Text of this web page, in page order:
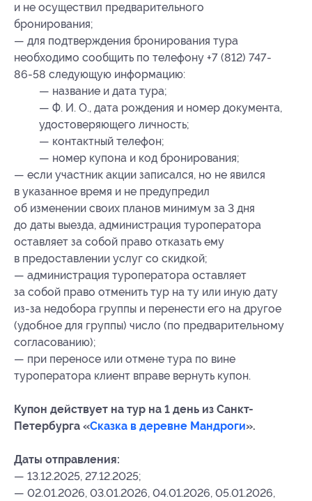
и не осуществил предварительного
бронирования;
— для подтверждения бронирования тура
необходимо сообщить по телефону +7 (812) 747-
86-58 следующую информацию:
— название и дата тура;
— Ф. И. О., дата рождения и номер документа,
удостоверяющего личность;
— контактный телефон;
— номер купона и код бронирования;
— если участник акции записался, но не явился
в указанное время и не предупредил
об изменении своих планов минимум за 3 дня
до даты выезда, администрация туроператора
оставляет за собой право отказать ему
в предоставлении услуг со скидкой;
— администрация туроператора оставляет
за собой право отменить тур на ту или иную дату
из-за недобора группы и перенести его на другое
(удобное для группы) число (по предварительному
согласованию);
— при переносе или отмене тура по вине
туроператора клиент вправе вернуть купон.
Купон действует на тур на 1 день из Санкт-
Петербурга «Сказка в деревне Мандроги».
Даты отправления:
— 13.12.2025, 27.12.2025;
— 02.01.2026, 03.01.2026, 04.01.2026, 05.01.2026,